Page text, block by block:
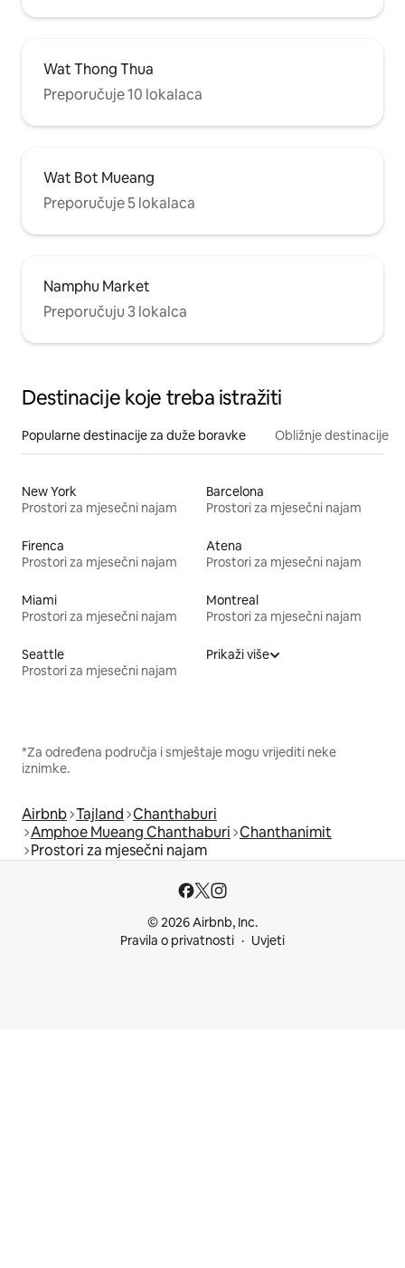
Wat Thong Thua
Preporučuje 10 lokalaca
Wat Bot Mueang
Preporučuje 5 lokalaca
Namphu Market
Preporučuju 3 lokalca
Destinacije koje treba istražiti
Popularne destinacije za duže boravke Obližnje destinacije
New York
Prostori za mjesečni najam
Barcelona
Prostori za mjesečni najam
Firenca
Prostori za mjesečni najam
Atena
Prostori za mjesečni najam
Miami
Prostori za mjesečni najam
Montreal
Prostori za mjesečni najam
Seattle
Prostori za mjesečni najam
Prikaži više
*Za određena područja i smještaje mogu vrijediti neke
iznimke.
Airbnb Tajland Chanthaburi
Amphoe Mueang Chanthaburi Chanthanimit
Prostori za mjesečni najam
© 2026 Airbnb, Inc.
Pravila o privatnosti
Uvjeti